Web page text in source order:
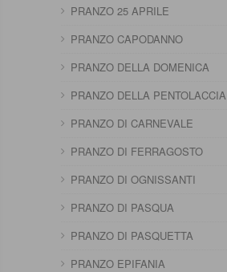
PRANZO 25 APRILE
PRANZO CAPODANNO
PRANZO DELLA DOMENICA
PRANZO DELLA PENTOLACCIA
PRANZO DI CARNEVALE
PRANZO DI FERRAGOSTO
PRANZO DI OGNISSANTI
PRANZO DI PASQUA
PRANZO DI PASQUETTA
PRANZO EPIFANIA